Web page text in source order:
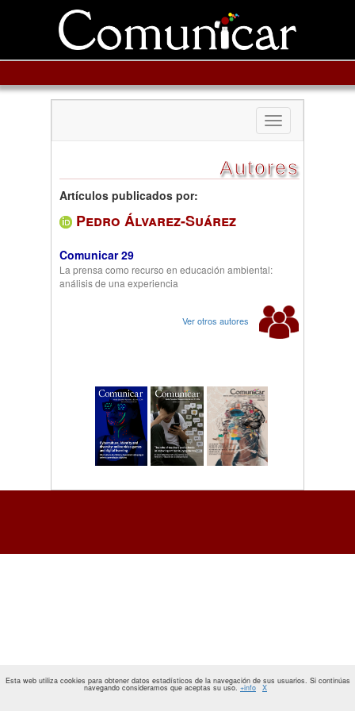
Toggle
navigation
Autores
Artículos publicados por:
Pedro Álvarez-Suárez
Comunicar 29
La prensa como recurso en educación ambiental:
análisis de una experiencia
Ver otros autores
Esta web utiliza cookies para obtener datos estadísticos de la navegación de sus usuarios. Si continúas
navegando consideramos que aceptas su uso. +info X